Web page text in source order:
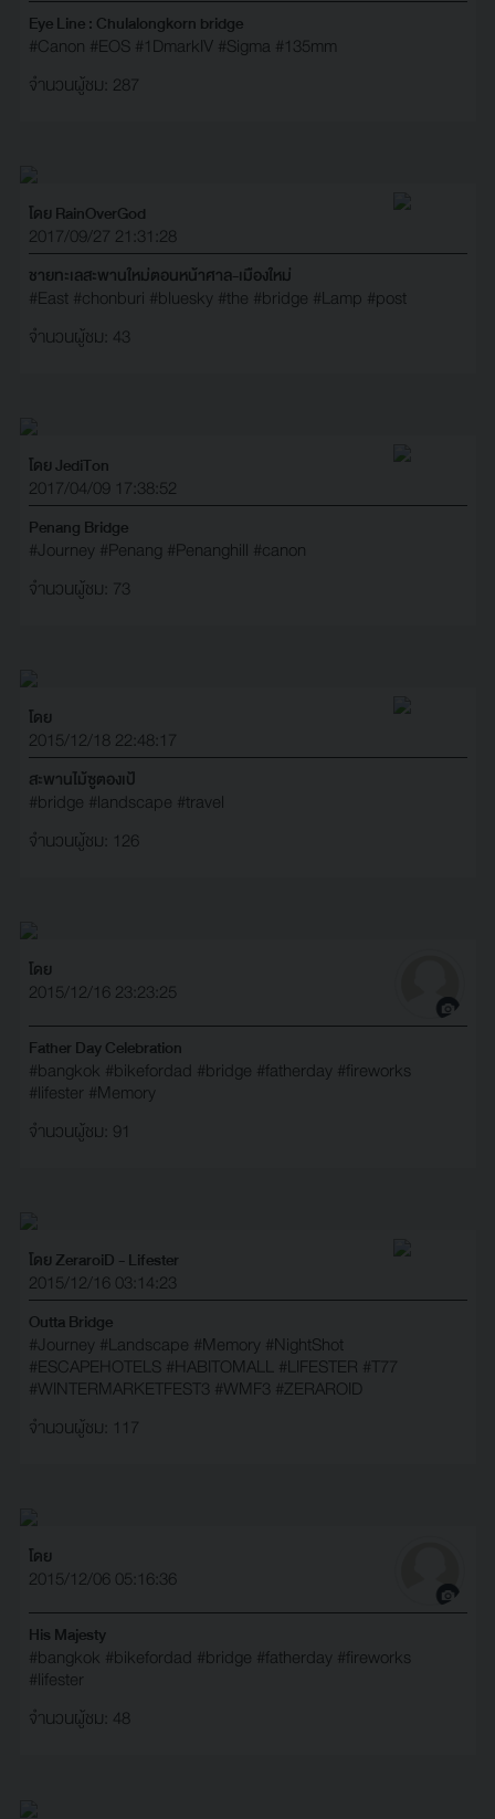
Eye Line : Chulalongkorn bridge
#Canon #EOS #1DmarkIV #Sigma #135mm
จำนวนผู้ชม: 287
โดย RainOverGod
2017/09/27 21:31:28
ชายทะเลสะพานใหม่ตอนหน้าศาล-เมืองใหม่
#East #chonburi #bluesky #the #bridge #Lamp #post
จำนวนผู้ชม: 43
โดย JediTon
2017/04/09 17:38:52
Penang Bridge
#Journey #Penang #Penanghill #canon
จำนวนผู้ชม: 73
โดย
2015/12/18 22:48:17
สะพานไม้ซูตองเป้
#bridge #landscape #travel
จำนวนผู้ชม: 126
โดย
2015/12/16 23:23:25
Father Day Celebration
#bangkok #bikefordad #bridge #fatherday #fireworks
#lifester #Memory
จำนวนผู้ชม: 91
โดย ZeraroiD - Lifester
2015/12/16 03:14:23
Outta Bridge
#Journey #Landscape #Memory #NightShot
#‎ESCAPEHOTELS‬ #‎HABITOMALL‬ #‎LIFESTER‬ #‎T77‬
#‎WINTERMARKETFEST3‬ #‎WMF3‬ #‎ZERAROID‬
จำนวนผู้ชม: 117
โดย
2015/12/06 05:16:36
His Majesty
#bangkok #bikefordad #bridge #fatherday #fireworks
#lifester
จำนวนผู้ชม: 48